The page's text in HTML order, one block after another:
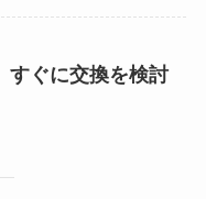
すぐに交換を検討